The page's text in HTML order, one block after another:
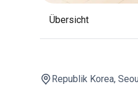
Übersicht
Republik Korea,